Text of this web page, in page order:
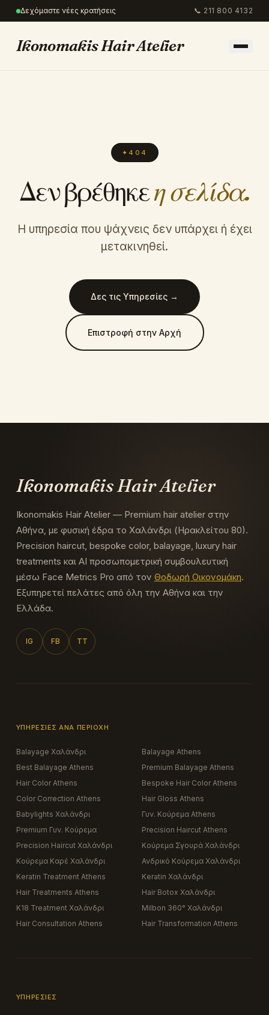
Δεχόμαστε νέες κρατήσεις 📞 211 800 4132
Ikonomakis Hair Atelier
✦ 404
Δεν βρέθηκεη σελίδα.
Η υπηρεσία που ψάχνεις δεν υπάρχει ή έχει
μετακινηθεί.
Δες τις Υπηρεσίες →
Επιστροφή στην Αρχή
Ikonomakis Hair Atelier
Ikonomakis Hair Atelier — Premium hair atelier στην
Αθήνα, με φυσική έδρα το Χαλάνδρι (Ηρακλείτου 80).
Precision haircut, bespoke color, balayage, luxury hair
treatments και AI προσωπομετρική συμβουλευτική
μέσω Face Metrics Pro από τον Θοδωρή Οικονομάκη.
Εξυπηρετεί πελάτες από όλη την Αθήνα και την
Ελλάδα.
IG FB TT
ΥΠΗΡΕΣΊΕΣ ΑΝΆ ΠΕΡΙΟΧΉ
Balayage Χαλάνδρι
Balayage Athens
Best Balayage Athens
Premium Balayage Athens
Hair Color Athens
Bespoke Hair Color Athens
Color Correction Athens
Hair Gloss Athens
Babylights Χαλάνδρι
Γυν. Κούρεμα Athens
Premium Γυν. Κούρεμα
Precision Haircut Athens
Precision Haircut Χαλάνδρι
Κούρεμα Σγουρά Χαλάνδρι
Κούρεμα Καρέ Χαλάνδρι
Ανδρικό Κούρεμα Χαλάνδρι
Keratin Treatment Athens
Keratin Χαλάνδρι
Hair Treatments Athens
Hair Botox Χαλάνδρι
K18 Treatment Χαλάνδρι
Milbon 360° Χαλάνδρι
Hair Consultation Athens
Hair Transformation Athens
ΥΠΗΡΕΣΊΕΣ